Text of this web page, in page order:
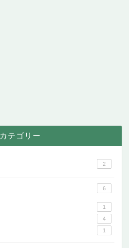
カテゴリー
2
6
1
4
1